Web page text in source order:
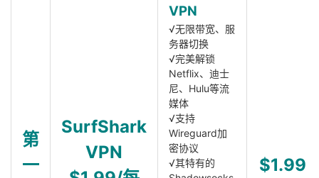
第
一
SurfShark
VPN
VPN
√无限带宽、服
务器切换
√完美解锁
Netflix、迪士
尼、Hulu等流
媒体
√支持
Wireguard加
密协议
√其特有的
$1.99